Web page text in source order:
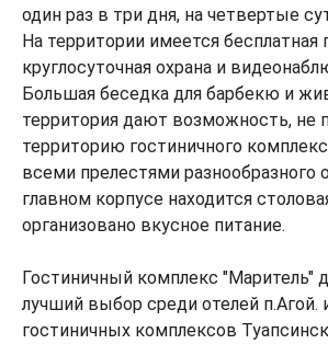
один раз в три дня, на четвертые
На территории имеется бесплатная
круглосуточная охрана и
Большая беседка для барбекю и
территория дают возможность, не
территорию гостиничного
всеми прелестями разнообразного
главном корпусе находится
организовано вкусное питание.
Гостиничный комплекс "Маритель"
лучший выбор среди отелей п.Агой.
гостиничных комплексов